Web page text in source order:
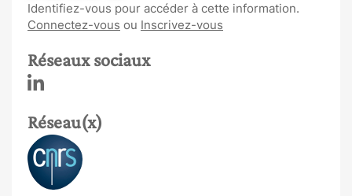
Identifiez-vous pour accéder à cette information.
Connectez-vous ou Inscrivez-vous
Réseaux sociaux
Réseau(x)